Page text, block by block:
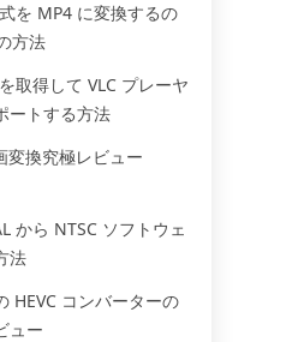
を MP4 に変換するの
方法
取得して VLC プレーヤ
ートする方法
変換究極レビュー
から NTSC ソフトウェ
法
HEVC コンバーターの
ュー